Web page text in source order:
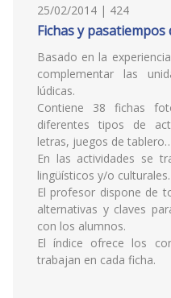
25/02/2014 | 424
Fichas y pasatiempos
Basado en la
complementar las
lúdicas.
Contiene 38 fichas
diferentes tipos de
letras, juegos de
En las actividades se
lingüísticos y/o culturales.
El profesor dispone de
alternativas y claves
con los alumnos.
El índice ofrece los
trabajan en cada ficha.